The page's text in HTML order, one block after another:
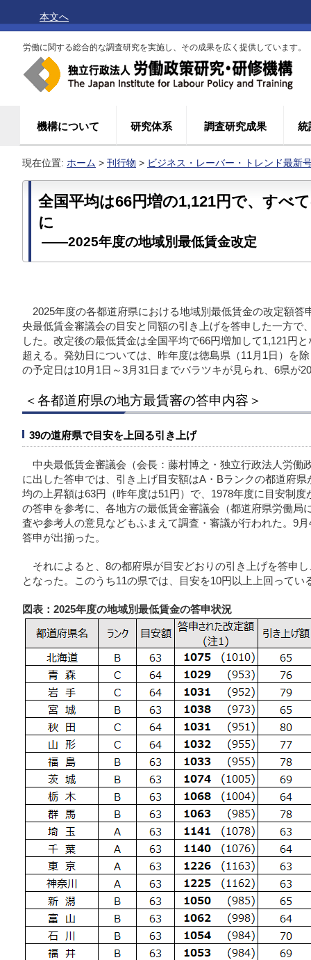
本文へ
労働に関する総合的な調査研究を実施し、その成果を広く提供しています。
機構について 研究体系 調査研究成果 統
現在位置: ホーム > 刊行物 > ビジネス・レーバー・トレンド最新
全国平均は66円増の1,121円で、すべ
に
――2025年度の地域別最低賃金改定
2025年度の各都道府県における地域別最低賃金の改定額答
央最低賃金審議会の目安と同額の引き上げを答申した一方で
した。改定後の最低賃金は全国平均で66円増加して1,121円
超える。発効日については、昨年度は徳島県（11月1日）を
の予定日は10月1日～3月31日までバラツキが見られ、6県が
＜各都道府県の地方最賃審の答申内容＞
39の道府県で目安を上回る引き上げ
中央最低賃金審議会（会長：藤村博之・独立行政法人労働
に出した答申では、引き上げ目安額はA・Bランクの都道府
均の上昇額は63円（昨年度は51円）で、1978年度に目安制
の答申を参考に、各地方の最低賃金審議会（都道府県労働局
査や参考人の意見などもふまえて調査・審議が行われた。9
答申が出揃った。
それによると、8の都府県が目安どおりの引き上げを答申
となった。このうち11の県では、目安を10円以上上回ってい
図表：2025年度の地域別最低賃金の答申状況